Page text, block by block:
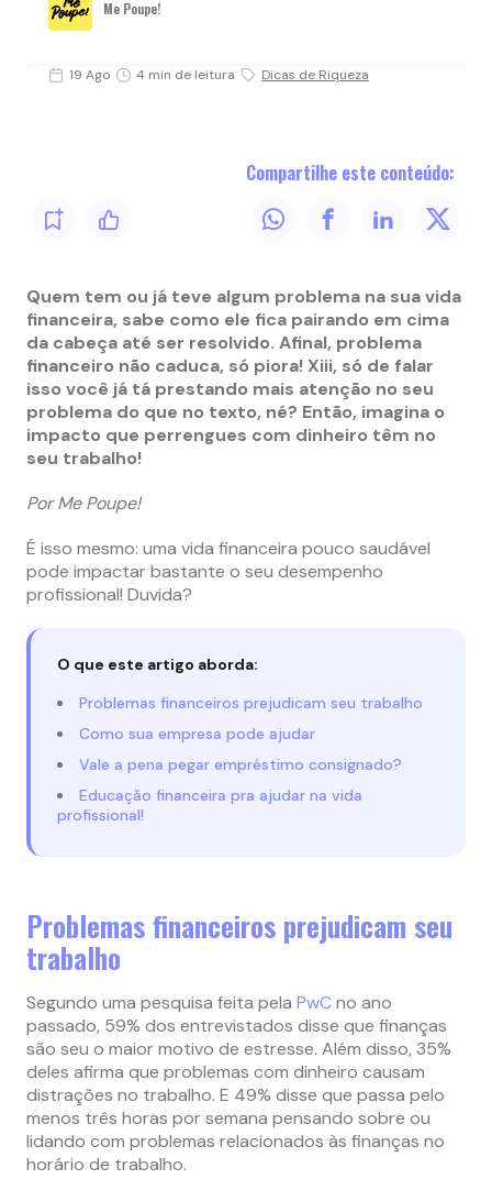
Me Poupe!
19 Ago 4 min de leitura Dicas de Riqueza
Compartilhe este conteúdo:
Quem tem ou já teve algum problema na sua vida
financeira, sabe como ele fica pairando em cima
da cabeça até ser resolvido. Afinal, problema
financeiro não caduca, só piora! Xiii, só de falar
isso você já tá prestando mais atenção no seu
problema do que no texto, né? Então, imagina o
impacto que perrengues com dinheiro têm no
seu trabalho!
Por Me Poupe!
É isso mesmo: uma vida financeira pouco saudável
pode impactar bastante o seu desempenho
profissional! Duvida?
O que este artigo aborda:
Problemas financeiros prejudicam seu trabalho
Como sua empresa pode ajudar
Vale a pena pegar empréstimo consignado?
Educação financeira pra ajudar na vida
profissional!
Problemas financeiros prejudicam seu
trabalho
Segundo uma pesquisa feita pela PwCno ano
passado, 59% dos entrevistados disse que finanças
são seu o maior motivo de estresse. Além disso, 35%
deles afirma que problemas com dinheiro causam
distrações no trabalho. E 49% disse que passa pelo
menos três horas por semana pensando sobre ou
lidando com problemas relacionados às finanças no
horário de trabalho.